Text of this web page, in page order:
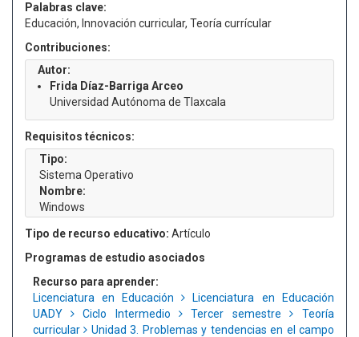
Palabras clave:
Educación, Innovación curricular, Teoría currícular
Contribuciones:
Autor:
Frida Díaz-Barriga Arceo
Universidad Autónoma de Tlaxcala
Requisitos técnicos:
Tipo:
Sistema Operativo
Nombre:
Windows
Tipo de recurso educativo: Artículo
Programas de estudio asociados
Recurso para aprender:
Licenciatura en Educación
Licenciatura en Educación
UADY
Ciclo Intermedio Tercer semestre
Teoría
curricular
Unidad 3. Problemas y tendencias en el campo